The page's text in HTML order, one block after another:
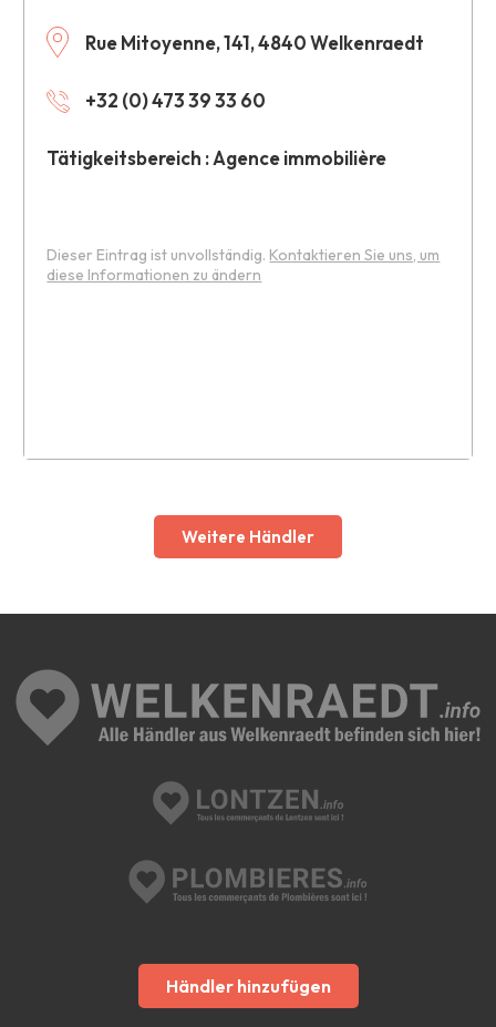
Rue Mitoyenne, 141, 4840 Welkenraedt
+32 (0) 473 39 33 60
Tätigkeitsbereich : Agence immobilière
Dieser Eintrag ist unvollständig. Kontaktieren Sie uns, um
diese Informationen zu ändern
Weitere Händler
Händler hinzufügen